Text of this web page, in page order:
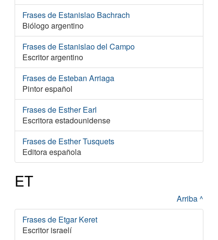
Frases de Estanislao Bachrach
Biólogo argentino
Frases de Estanislao del Campo
Escritor argentino
Frases de Esteban Arriaga
Pintor español
Frases de Esther Earl
Escritora estadounidense
Frases de Esther Tusquets
Editora española
ET
Arriba ^
Frases de Etgar Keret
Escritor israelí